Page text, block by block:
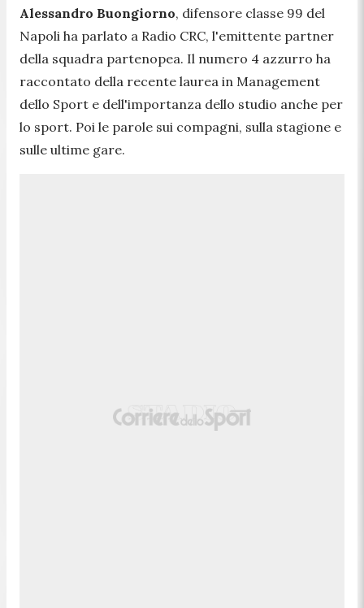
Alessandro Buongiorno, difensore classe 99 del
Napoli ha parlato a Radio CRC, l'emittente partner
della squadra partenopea. Il numero 4 azzurro ha
raccontato della recente laurea in Management
dello Sport e dell'importanza dello studio anche per
lo sport. Poi le parole sui compagni, sulla stagione e
sulle ultime gare.